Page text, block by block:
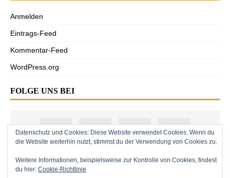
Anmelden
Eintrags-Feed
Kommentar-Feed
WordPress.org
FOLGE UNS BEI
Datenschutz und Cookies: Diese Website verwendet Cookies. Wenn du
die Website weiterhin nutzt, stimmst du der Verwendung von Cookies zu.
Weitere Informationen, beispielsweise zur Kontrolle von Cookies, findest
du hier: Cookie-Richtlinie